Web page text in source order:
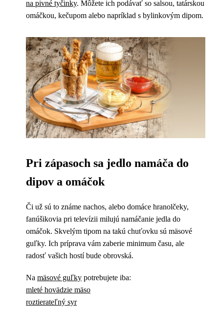
na pivné tyčinky. Môžete ich podávať so salsou, tatárskou
omáčkou, kečupom alebo napríklad s bylinkovým dipom.
Pri zápasoch sa jedlo namáča do
dipov a omáčok
Či už sú to známe nachos, alebo domáce hranolčeky,
fanúšikovia pri televízii milujú namáčanie jedla do
omáčok. Skvelým tipom na takú chuťovku sú mäsové
guľky. Ich príprava vám zaberie minimum času, ale
radosť vašich hostí bude obrovská.
Na mäsové guľky potrebujete iba:
mleté hovädzie mäso
roztierateľný syr